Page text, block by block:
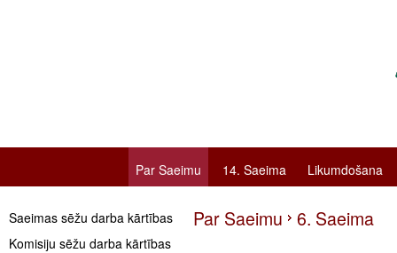
Par Saeimu 14. Saeima Likumdošana
Saeimas sēžu darba kārtības
Komisiju sēžu darba kārtības
Par Saeimu 6. Saeima